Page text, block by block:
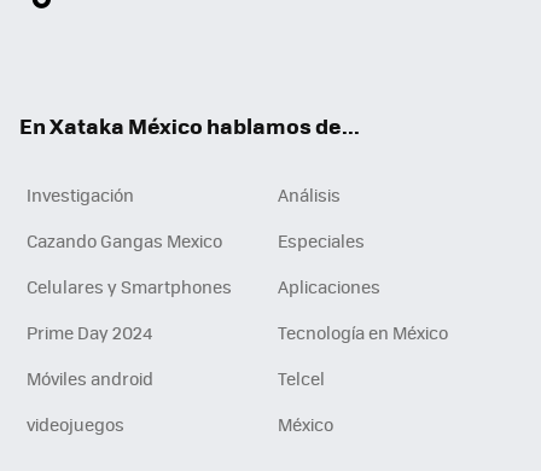
En Xataka México hablamos de...
Investigación
Análisis
Cazando Gangas Mexico
Especiales
Celulares y Smartphones
Aplicaciones
Prime Day 2024
Tecnología en México
Móviles android
Telcel
videojuegos
México